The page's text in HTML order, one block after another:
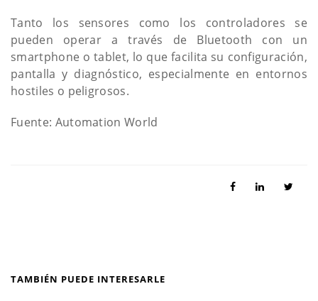
Tanto los sensores como los controladores se
pueden operar a través de Bluetooth con un
smartphone o tablet, lo que facilita su configuración,
pantalla y diagnóstico, especialmente en entornos
hostiles o peligrosos.
Fuente: Automation World
TAMBIÉN PUEDE INTERESARLE